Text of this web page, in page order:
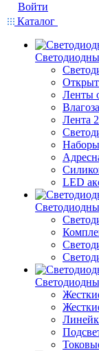
Войти
Каталог
Ленты
Лента
LED